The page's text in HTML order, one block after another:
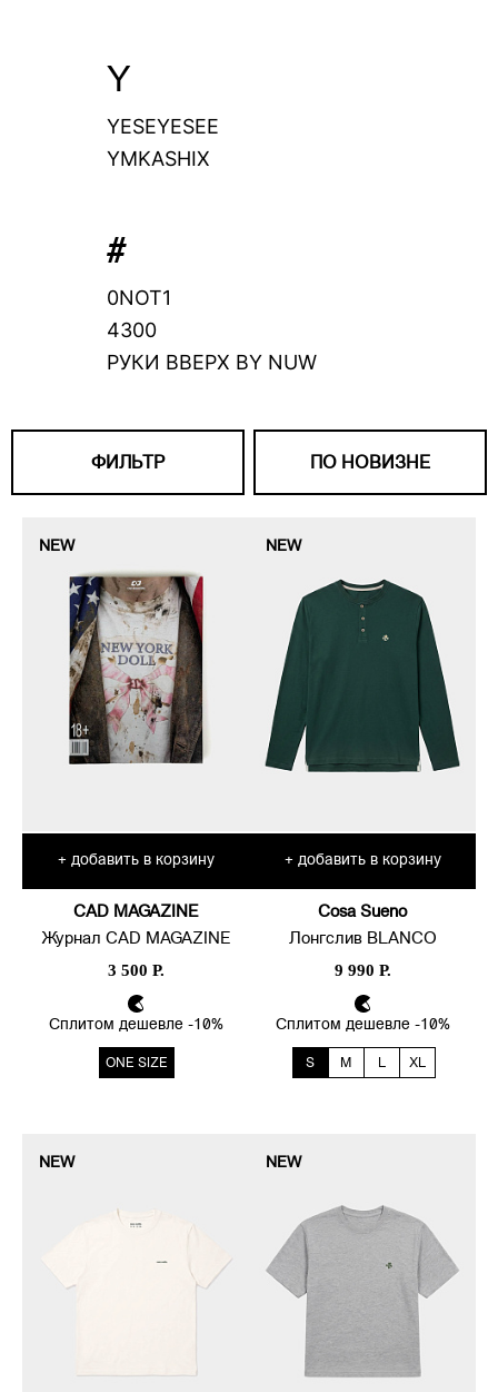
Y
YESEYESEE
YMKASHIX
#
0NOT1
4300
РУКИ ВВЕРХ BY NUW
ФИЛЬТР ПО НОВИЗНЕ
NEW
+ добавить в корзину
CAD MAGAZINE
Журнал CAD MAGAZINE
3 500 Р.
Сплитом дешевле -10%
ONE SIZE
NEW
+ добавить в корзину
Cosa Sueno
Лонгслив BLANCO
9 990 Р.
Сплитом дешевле -10%
S M L XL
NEW NEW